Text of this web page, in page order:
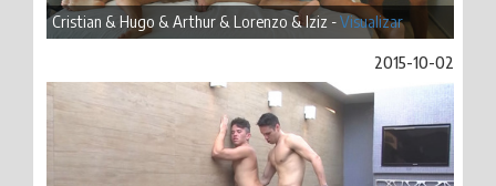
Cristian & Hugo & Arthur & Lorenzo & Iziz -Visualizar
2015-10-02